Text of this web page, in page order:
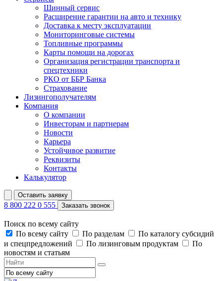
Шинный сервис
Расширение гарантии на авто и технику
Доставка к месту эксплуатации
Мониторинговые системы
Топливные программы
Карты помощи на дорогах
Организация регистрации транспорта и
спецтехники
РКО от ББР Банка
Страхование
Лизингополучателям
Компания
О компании
Инвесторам и партнерам
Новости
Карьера
Устойчивое развитие
Реквизиты
Контакты
Калькулятор
Оставить заявку
8 800 222 0 555 Заказать звонок
Поиск по всему сайту
По всему сайту
По разделам
По каталогу субсидий
и спецпредложений
По лизинговым продуктам
По
новостям и статьям